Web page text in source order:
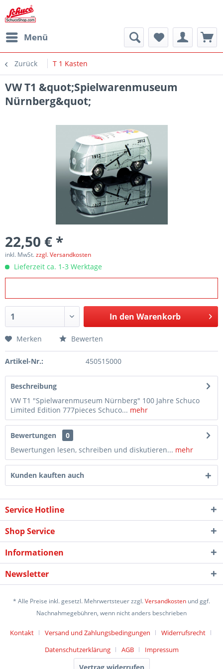
Menü
Zurück T 1 Kasten
VW T1 &quot;Spielwarenmuseum
Nürnberg&quot;
22,50 € *
inkl. MwSt.zzgl. Versandkosten
Lieferzeit ca. 1-3 Werktage
In den Warenkorb
Merken Bewerten
Artikel-Nr.: 450515000
Beschreibung
VW T1 "Spielwarenmuseum Nürnberg" 100 Jahre Schuco
Limited Edition 777pieces Schuco... mehr
Bewertungen
0
Bewertungen lesen, schreiben und diskutieren... mehr
Kunden kauften auch
Service Hotline
Shop Service
Informationen
Newsletter
* Alle Preise inkl. gesetzl. Mehrwertsteuer zzgl.Versandkosten und ggf.
Nachnahmegebühren, wenn nicht anders beschrieben
Kontakt Versand und Zahlungsbedingungen
Widerrufsrecht
Datenschutzerklärung
AGB Impressum